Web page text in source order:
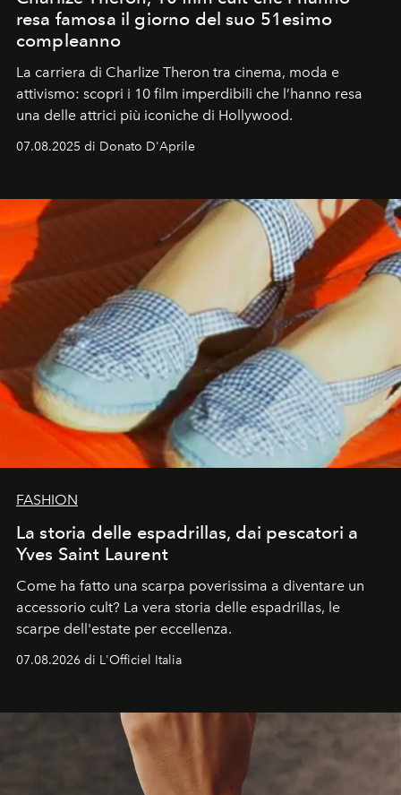
resa famosa il giorno del suo 51esimo
compleanno
La carriera di Charlize Theron tra cinema, moda e
attivismo: scopri i 10 film imperdibili che l’hanno resa
una delle attrici più iconiche di Hollywood.
07.08.2025 di Donato D'Aprile
FASHION
La storia delle espadrillas, dai pescatori a
Yves Saint Laurent
Come ha fatto una scarpa poverissima a diventare un
accessorio cult? La vera storia delle espadrillas, le
scarpe dell'estate per eccellenza.
07.08.2026 di L'Officiel Italia